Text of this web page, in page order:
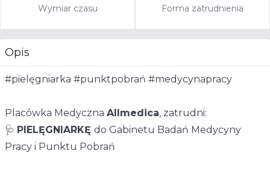
Wymiar czasu
Forma zatrudnienia
Opis
#pielęgniarka #punktpobrań #medycynapracy
Placówka Medyczna Allmedica, zatrudni:
🩺 PIELĘGNIARKĘ do Gabinetu Badań Medycyny
Pracy i Punktu Pobrań